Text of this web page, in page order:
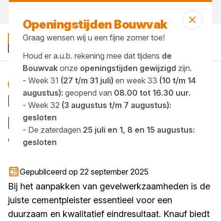
Blog
Knauf cementpleisters: de
perfecte keuze voor elk
gevelproject!
Gepubliceerd op 22 september 2025
Bij het aanpakken van gevelwerkzaamheden is de
juiste cementpleister essentieel voor een
duurzaam en kwalitatief eindresultaat. Knauf biedt
Openingstijden Bouwvak
Graag wensen wij u een fijne zomer toe!
Houd er a.u.b. rekening mee dat tijdens de
Bouwvakonze openingstijden gewijzigd zijn.
- Week 31 (27 t/m 31 juli) en week 33 (10 t/m 14
augustus): geopend van 08.00 tot 16.30 uur.
- Week 32 (3 augustus t/m 7 augustus):
gesloten
- De zaterdagen 25 juli en 1, 8 en 15 augustus:
gesloten